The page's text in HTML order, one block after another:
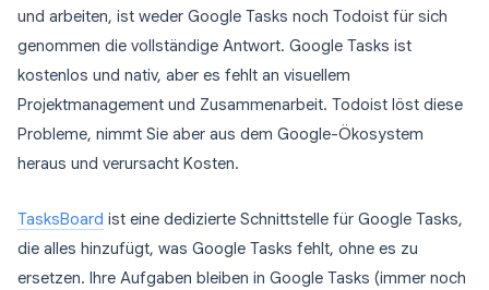
und arbeiten, ist weder Google Tasks noch Todoist für sich
genommen die vollständige Antwort. Google Tasks ist
kostenlos und nativ, aber es fehlt an visuellem
Projektmanagement und Zusammenarbeit. Todoist löst diese
Probleme, nimmt Sie aber aus dem Google-Ökosystem
heraus und verursacht Kosten.
TasksBoard ist eine dedizierte Schnittstelle für Google Tasks,
die alles hinzufügt, was Google Tasks fehlt, ohne es zu
ersetzen. Ihre Aufgaben bleiben in Google Tasks (immer noch